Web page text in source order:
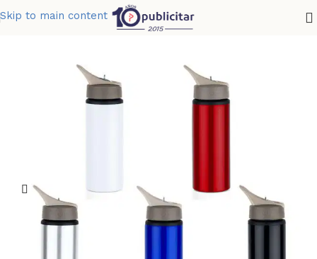
Skip to main content
BOTELLA ALUMINIO HALO 730 ML 25 OZ